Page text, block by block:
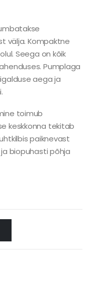
välja. Kompaktne
Seega on kõik
Pumplaga
aega ja
toimub
keskkonna tekitab
paiknevast
biopuhasti põhja